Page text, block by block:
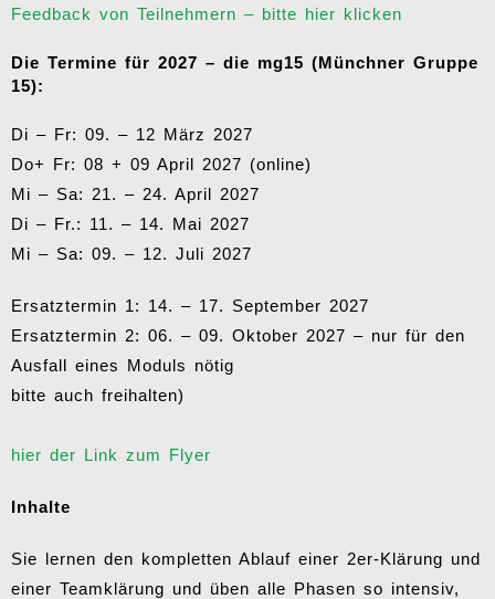
Feedback von Teilnehmern – bitte hier klicken
Die Termine für 2027 – die mg15 (Münchner Gruppe
15):
Di – Fr: 09. – 12 März 2027
Do+ Fr: 08 + 09 April 2027 (online)
Mi – Sa: 21. – 24. April 2027
Di – Fr.: 11. – 14. Mai 2027
Mi – Sa: 09. – 12. Juli 2027
Ersatztermin 1: 14. – 17. September 2027
Ersatztermin 2: 06. – 09. Oktober 2027 – nur für den
Ausfall eines Moduls nötig
bitte auch freihalten)
hier der Link zum Flyer
Inhalte
Sie lernen den kompletten Ablauf einer 2er-Klärung und
einer Teamklärung und üben alle Phasen so intensiv,